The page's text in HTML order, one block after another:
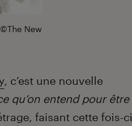
New
, c’est une nouvelle
qu’on entend pour être
faisant cette fois-ci